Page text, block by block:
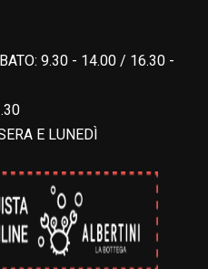
9.30 - 14.00 / 16.30 -
E LUNEDÌ